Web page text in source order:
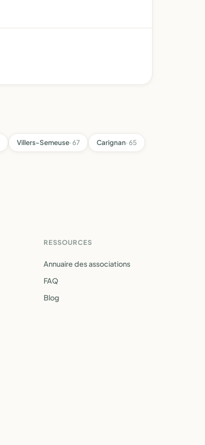
Villers-Semeuse· 67 Carignan· 65
RESSOURCES
Annuaire des associations
FAQ
Blog